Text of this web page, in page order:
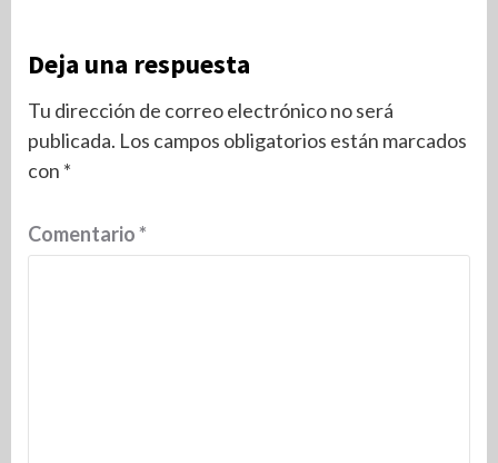
Deja una respuesta
Tu dirección de correo electrónico no será
publicada. Los campos obligatorios están marcados
con *
Comentario*